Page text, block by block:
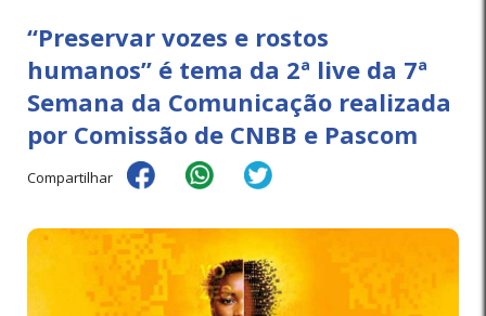
“Preservar vozes e rostos
humanos” é tema da 2ª live da 7ª
Semana da Comunicação realizada
por Comissão de CNBB e Pascom
Compartilhar